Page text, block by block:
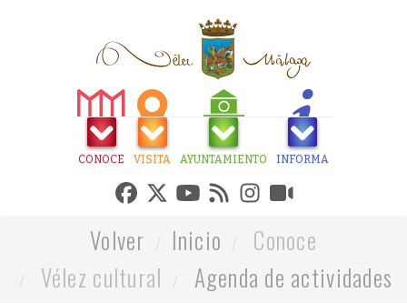
CONOCE VISITA AYUNTAMIENTO INFORMA
Volver Inicio
Conoce
Vélez cultural
Agenda de actividades